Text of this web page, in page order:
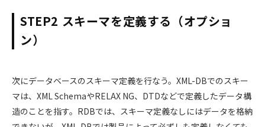
STEP2 スキーマを定義する（オプショ
ン）
次にデータベースのスキーマ定義を行なう。XML-DBでのスキー
マは、XML SchemaやRELAX NG、DTDなどで定義したデータ構
造のことを指す。RDBでは、スキーマ定義なしにはデータを格納